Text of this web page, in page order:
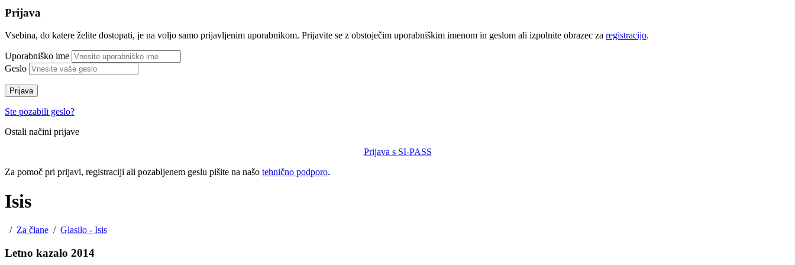
Prijava
Vsebina, do katere želite dostopati, je na voljo samo prijavljenim uporabnikom. Prijavite se z obstoječim uporabniškim imenom in geslom ali izpolnite obrazec za registracijo.
Uporabniško ime
Geslo
Prijava
Ste pozabili geslo?
Ostali načini prijave
Prijava s SI-PASS
Za pomoč pri prijavi, registraciji ali pozabljenem geslu pišite na našo tehnično podporo.
Isis
/ Za člane / Glasilo - Isis
Letno kazalo 2014